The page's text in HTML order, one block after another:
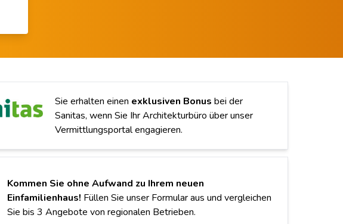
Sie erhalten einen exklusiven Bonus bei der
Sanitas, wenn Sie Ihr Architekturbüro über unser
Vermittlungsportal engagieren.
Kommen Sie ohne Aufwand zu Ihrem neuen
Einfamilienhaus! Füllen Sie unser Formular aus und vergleichen
Sie bis 3 Angebote von regionalen Betrieben.